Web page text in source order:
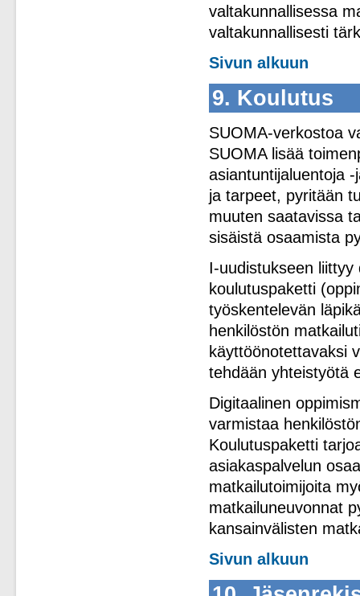
valtakunnallisessa
valtakunnallisesti
Sivun alkuun
9. Koulutus
SUOMA-verkostoa
SUOMA lisää
asiantuntijaluentoja
ja tarpeet, pyritään
muuten saatavissa
sisäistä osaamista
I-uudistukseen
koulutuspaketti
työskentelevän
henkilöstön
käyttöönotettavaksi
tehdään yhteistyötä
Digitaalinen
varmistaa
Koulutuspaketti
asiakaspalvelun
matkailutoimijoita
matkailuneuvonnat
kansainvälisten
Sivun alkuun